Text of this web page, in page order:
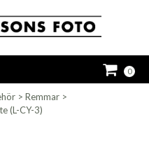
0
> Remmar >
(L-CY-3)